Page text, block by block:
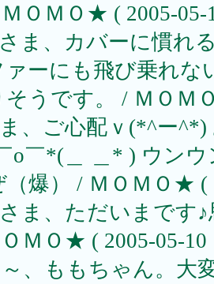
ＯＭＯ★ ( 2005-05-
ま、カバーに慣れ
ーにも飛び乗れな
うです。 / ＭＯＭ
、ご心配ｖ(*^ー
o￣*(＿ ＿* ) ウン
爆） / ＭＯＭＯ★ (
ま、ただいまです
ＭＯ★ ( 2005-05-10
、ももちゃん。